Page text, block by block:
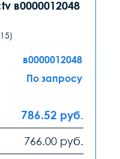
в0000012048
в0000012048
По запросу
786.52 руб.
766.00 руб.